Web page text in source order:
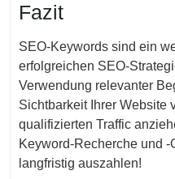
Fazit
SEO-Keywords sind ein
erfolgreichen SEO-
Verwendung relevanter
Sichtbarkeit Ihrer Website
qualifizierten Traffic
Keyword-Recherche und
langfristig auszahlen!